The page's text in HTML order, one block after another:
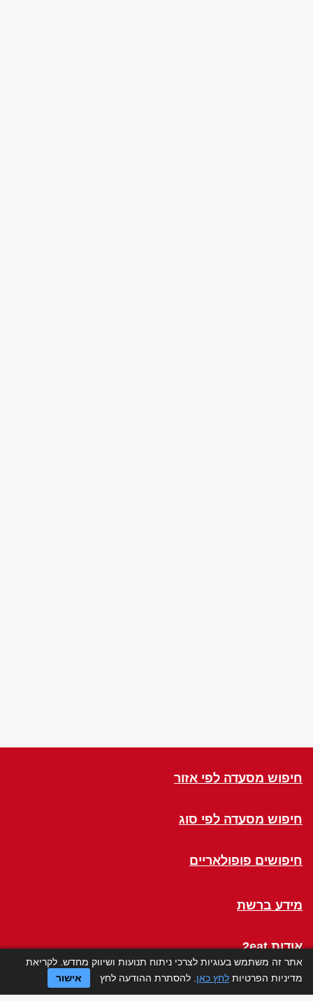
חיפוש מסעדה לפי אזור
חיפוש מסעדה לפי סוג
חיפושים פופולאריים
מידע ברשת
אודות 2eat
Click a Table
אתר זה משתמש בעוגיות לצרכי ניתוח תנועות ושיווק מחדש. לקריאת
מדיניות הפרטיות לחץ כאן . להסתרת ההודעה לחץ אישור